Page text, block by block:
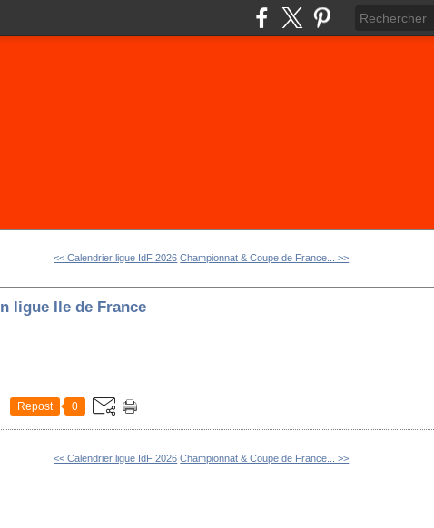
<< Calendrier ligue IdF 2026 Championnat & Coupe de France... >>
ligue Ile de France
Repost 0
<< Calendrier ligue IdF 2026 Championnat & Coupe de France... >>